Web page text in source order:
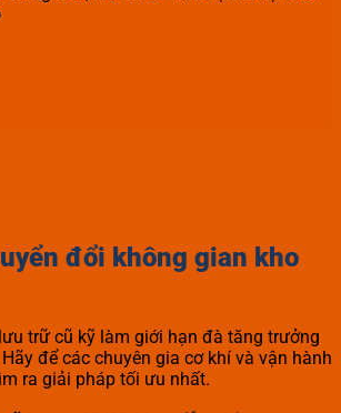
đổi không gian kho
trữ cũ kỹ làm giới hạn đà tăng trưởng
để các chuyên gia cơ khí và vận hành
ra giải pháp tối ưu nhất.